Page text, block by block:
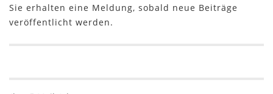
Sie erhalten eine Meldung, sobald neue Beiträge
veröffentlicht werden.